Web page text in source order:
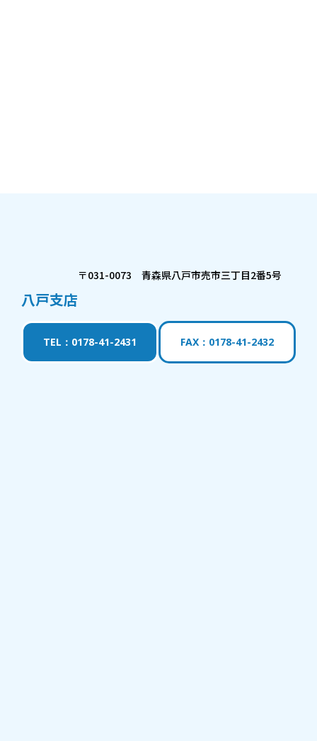
八戸支店
〒031-0073 青森県八戸市売市三丁目2番5号
TEL：0178-41-2431 FAX：0178-41-2432